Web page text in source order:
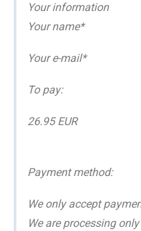
Your information
Your name*
Your e-mail*
To pay:
26.95 EUR
Payment method:
We only accept
We are processing